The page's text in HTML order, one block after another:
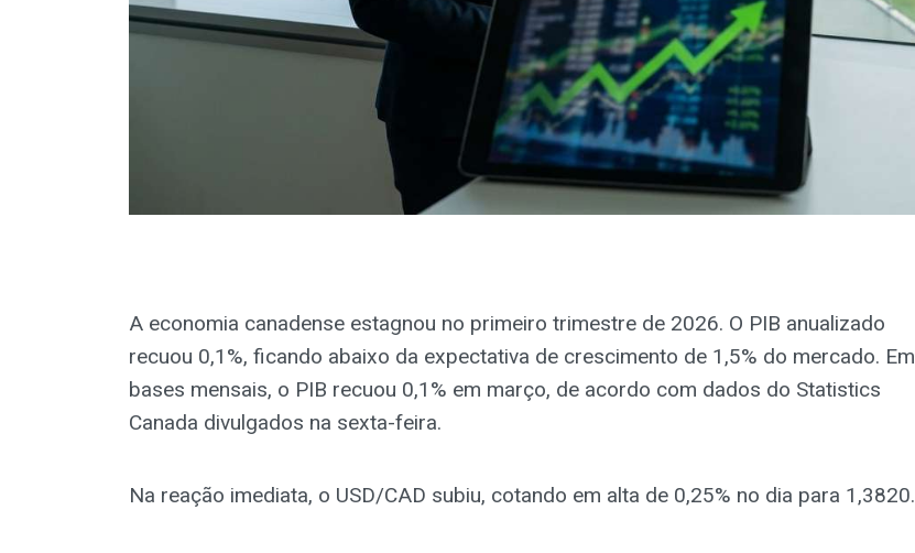
A economia canadense estagnou no primeiro trimestre de 2026. O PIB anualizado
recuou 0,1%, ficando abaixo da expectativa de crescimento de 1,5% do mercado. Em
bases mensais, o PIB recuou 0,1% em março, de acordo com dados do Statistics
Canada divulgados na sexta-feira.
Na reação imediata, o USD/CAD subiu, cotando em alta de 0,25% no dia para 1,3820.